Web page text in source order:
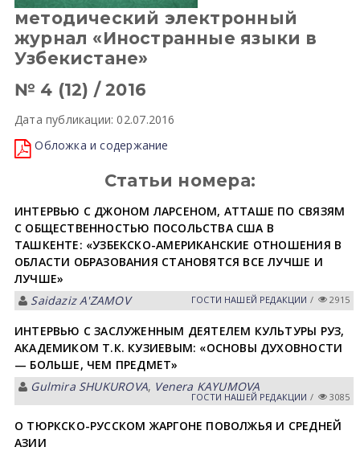
методический электронный
журнал «Иностранные языки в
Узбекистане»
№ 4 (12) / 2016
Дата публикации: 02.07.2016
Обложка и содержание
Статьи номера:
ИНТЕРВЬЮ С ДЖОНОМ ЛАРСЕНОМ, АТТАШЕ ПО СВЯЗЯМ
С ОБЩЕСТВЕННОСТЬЮ ПОСОЛЬСТВА США В
ТАШКЕНТЕ: «УЗБЕКСКО-АМЕРИКАНСКИЕ ОТНОШЕНИЯ В
ОБЛАСТИ ОБРАЗОВАНИЯ СТАНОВЯТСЯ ВСЕ ЛУЧШЕ И
ЛУЧШЕ»
Saidaziz А'ZАMOV
ГОСТИ НАШЕЙ РЕДАКЦИИ / 2915
ИНТЕРВЬЮ С ЗАСЛУЖЕННЫМ ДЕЯТЕЛЕМ КУЛЬТУРЫ РУЗ,
АКАДЕМИКОМ Т.К. КУЗИЕВЫМ: «ОСНОВЫ ДУХОВНОСТИ
— БОЛЬШЕ, ЧЕМ ПРЕДМЕТ»
Gulmira SHUKUROVА, Venera KАYUMOVА
ГОСТИ НАШЕЙ РЕДАКЦИИ / 3085
О ТЮРКСКО-РУССКОМ ЖАРГОНЕ ПОВОЛЖЬЯ И СРЕДНЕЙ
АЗИИ